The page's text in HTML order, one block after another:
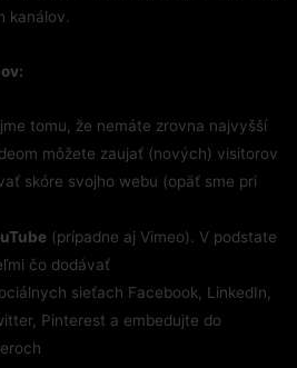
kanálov.
tomu, že nemáte zrovna najvyšší
môžete zaujať (nových) visitorov
skóre svojho webu (opäť sme pri
(prípadne aj Vimeo). V podstate
čo dodávať
sieťach Facebook, LinkedIn,
Pinterest a embedujte do